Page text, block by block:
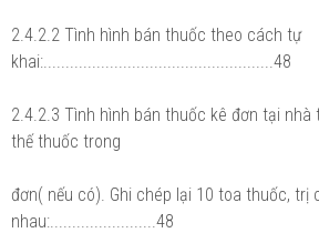
2.4.2.2 Tình hình bán thuốc theo cách tự
khai:....................................................48
2.4.2.3 Tình hình bán thuốc kê đơn tại
thế thuốc trong
đơn( nếu có). Ghi chép lại 10 toa thuốc, trị
nhau:........................48